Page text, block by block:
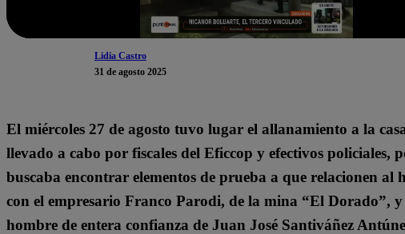
Lidia Castro
31 de agosto 2025
El miércoles 27 de agosto tuvo lugar el allanamiento a la
llevado a cabo por fiscales del Eficcop y efectivos policiales,
buscaba encontrar elementos de prueba a que relacionen al
con el empresario Franco Parodi, de la mina “El Dorado”,
hombre de entera confianza de Juan José Santiváñez